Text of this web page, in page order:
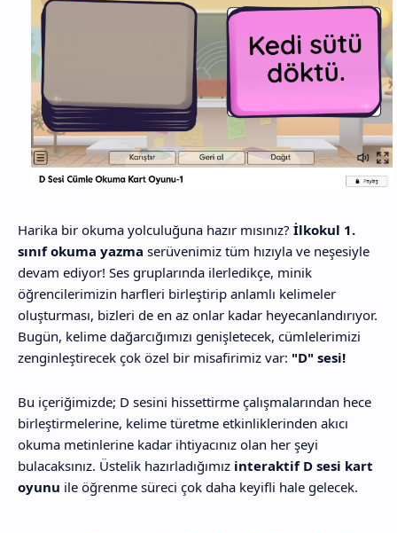
Harika bir okuma yolculuğuna hazır mısınız? İlkokul 1.
sınıf okuma yazma serüvenimiz tüm hızıyla ve neşesiyle
devam ediyor! Ses gruplarında ilerledikçe, minik
öğrencilerimizin harfleri birleştirip anlamlı kelimeler
oluşturması, bizleri de en az onlar kadar heyecanlandırıyor.
Bugün, kelime dağarcığımızı genişletecek, cümlelerimizi
zenginleştirecek çok özel bir misafirimiz var: "D" sesi!
Bu içeriğimizde; D sesini hissettirme çalışmalarından hece
birleştirmelerine, kelime türetme etkinliklerinden akıcı
okuma metinlerine kadar ihtiyacınız olan her şeyi
bulacaksınız. Üstelik hazırladığımız interaktif D sesi kart
oyunu ile öğrenme süreci çok daha keyifli hale gelecek.